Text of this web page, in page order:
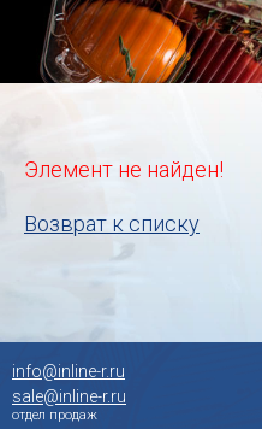
Элемент не найден!
Возврат к списку
info@inline-r.ru
sale@inline-r.ru
отдел продаж